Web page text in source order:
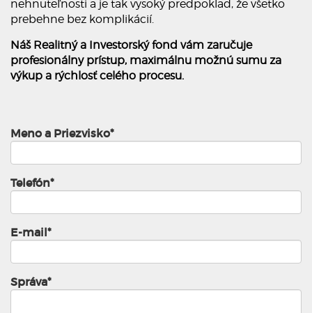
nehnuteľnosti a je tak vysoký predpoklad, že všetko
prebehne bez komplikácií.
Náš Realitný a Investorský fond vám zaručuje
profesionálny prístup, maximálnu možnú sumu za
výkup a rýchlosť celého procesu.
Meno a Priezvisko*
Telefón*
E-mail*
Správa*